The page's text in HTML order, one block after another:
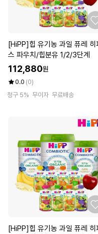
[HiPP]힙 유기농 과일 퓨레 히
스 파우치/힙분유 1/2/3단계
112,880원
0.0 (0)
청구 5% 무이자 무료배송
[HiPP]힙 유기농 과일 퓨레 히